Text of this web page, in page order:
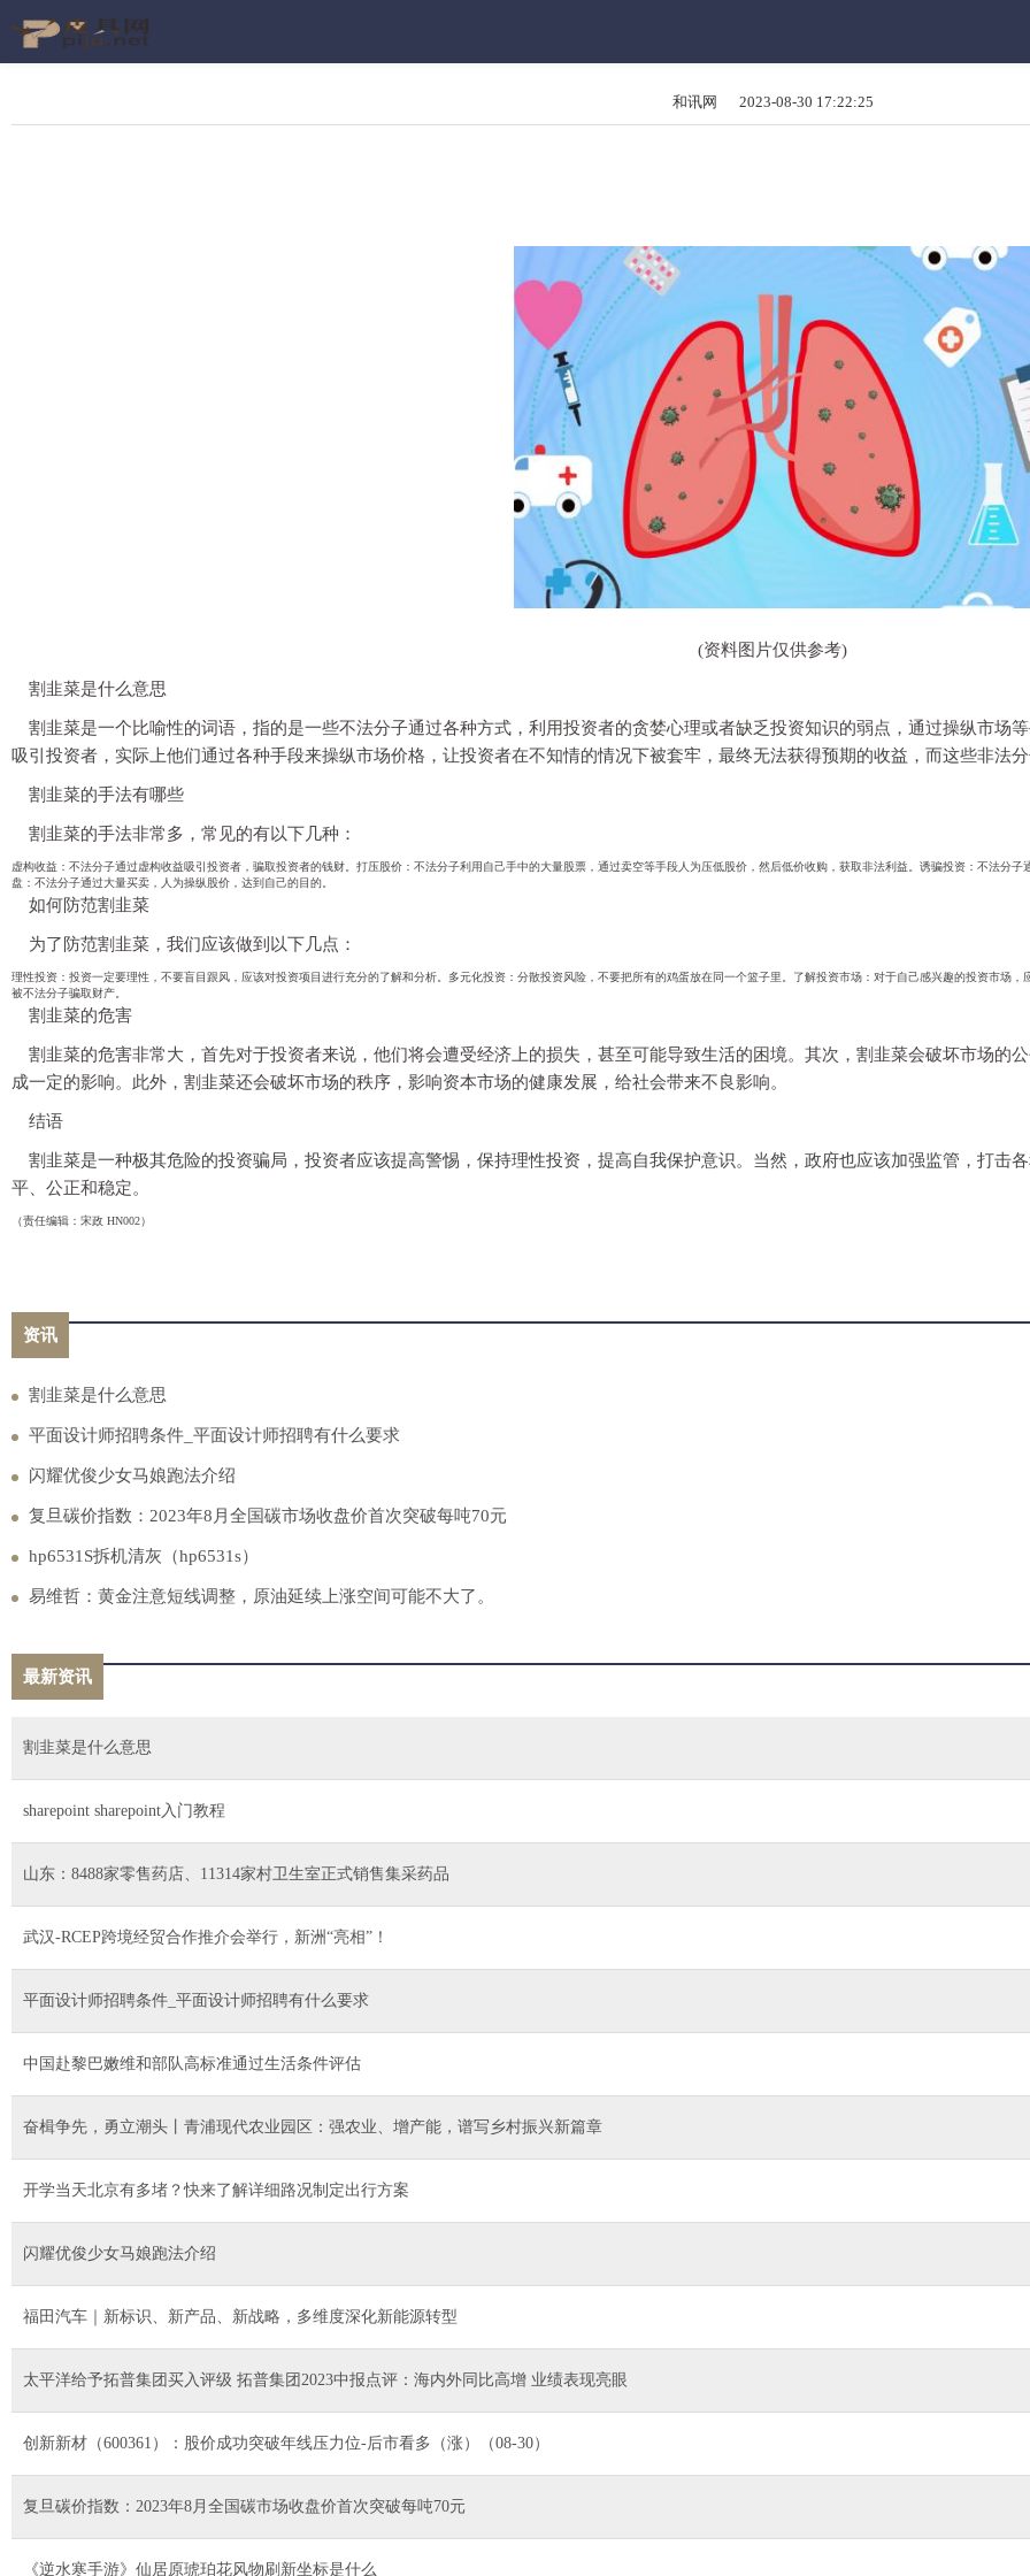
和讯网 2023-08-30 17:22:25
(资料图片仅供参考)
割韭菜是什么意思
割韭菜是一个比喻性的词语，指的是一些不法分子通过各种方式，利用投资者的贪婪心理或者缺乏投资知识的弱点，通过操纵市场
吸引投资者，实际上他们通过各种手段来操纵市场价格，让投资者在不知情的情况下被套牢，最终无法获得预期的收益，而这些非法
割韭菜的手法有哪些
割韭菜的手法非常多，常见的有以下几种：
虚构收益：不法分子通过虚构收益吸引投资者，骗取投资者的钱财。打压股价：不法分子利用自己手中的大量股票，通过卖空等手段人为压低股价，然后低价收购，获取非法利益。诱骗投资：不法分
盘：不法分子通过大量买卖，人为操纵股价，达到自己的目的。
如何防范割韭菜
为了防范割韭菜，我们应该做到以下几点：
理性投资：投资一定要理性，不要盲目跟风，应该对投资项目进行充分的了解和分析。多元化投资：分散投资风险，不要把所有的鸡蛋放在同一个篮子里。了解投资市场：对于自己感兴趣的投资市场
被不法分子骗取财产。
割韭菜的危害
割韭菜的危害非常大，首先对于投资者来说，他们将会遭受经济上的损失，甚至可能导致生活的困境。其次，割韭菜会破坏市场的
成一定的影响。此外，割韭菜还会破坏市场的秩序，影响资本市场的健康发展，给社会带来不良影响。
结语
割韭菜是一种极其危险的投资骗局，投资者应该提高警惕，保持理性投资，提高自我保护意识。当然，政府也应该加强监管，打击
平、公正和稳定。
（责任编辑：宋政 HN002）
资讯
割韭菜是什么意思
平面设计师招聘条件_平面设计师招聘有什么要求
闪耀优俊少女马娘跑法介绍
复旦碳价指数：2023年8月全国碳市场收盘价首次突破每吨70元
hp6531S拆机清灰（hp6531s）
易维哲：黄金注意短线调整，原油延续上涨空间可能不大了。
最新资讯
割韭菜是什么意思
sharepoint sharepoint入门教程
山东：8488家零售药店、11314家村卫生室正式销售集采药品
武汉-RCEP跨境经贸合作推介会举行，新洲“亮相”！
平面设计师招聘条件_平面设计师招聘有什么要求
中国赴黎巴嫩维和部队高标准通过生活条件评估
奋楫争先，勇立潮头丨青浦现代农业园区：强农业、增产能，谱写乡村振兴新篇章
开学当天北京有多堵？快来了解详细路况制定出行方案
闪耀优俊少女马娘跑法介绍
福田汽车｜新标识、新产品、新战略，多维度深化新能源转型
太平洋给予拓普集团买入评级 拓普集团2023中报点评：海内外同比高增 业绩表现亮眼
创新新材（600361）：股价成功突破年线压力位-后市看多（涨）（08-30）
复旦碳价指数：2023年8月全国碳市场收盘价首次突破每吨70元
《逆水寒手游》仙居原琥珀花风物刷新坐标是什么